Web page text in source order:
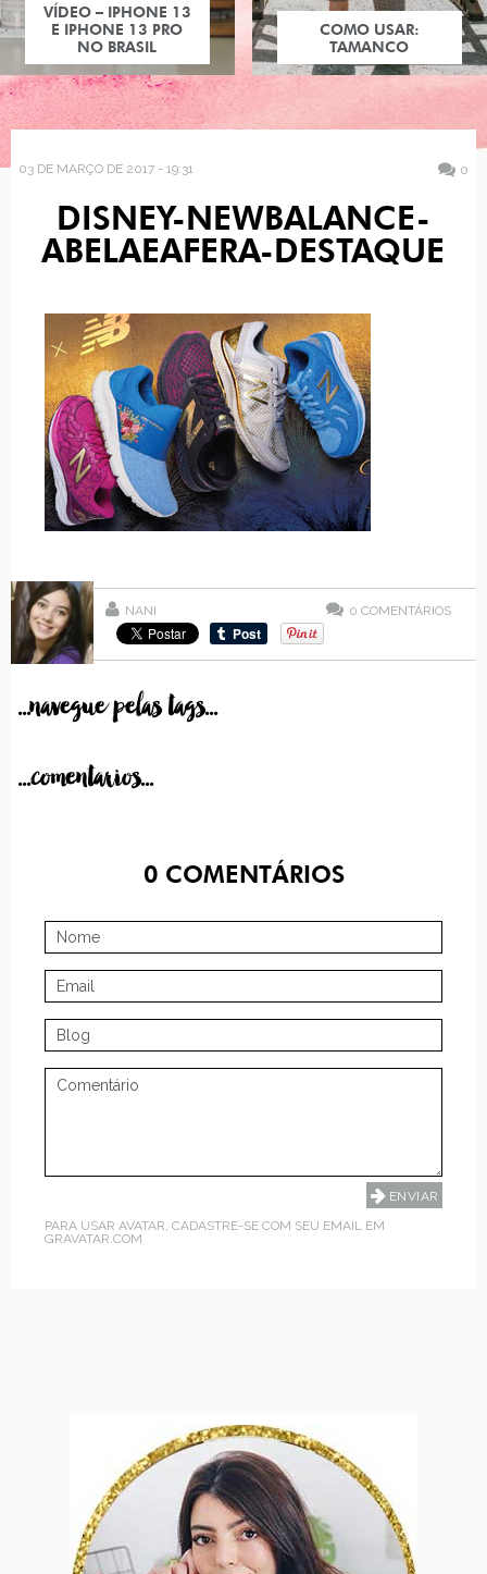
VÍDEO – IPHONE 13
E IPHONE 13 PRO
NO BRASIL
COMO USAR:
TAMANCO
03 DE MARÇO DE 2017 - 19:31 0
DISNEY-NEWBALANCE-
ABELAEAFERA-DESTAQUE
NANI 0 COMENTÁRIOS
...navegue pelas tags...
...comentarios...
0COMENTÁRIOS
PARA USAR AVATAR, CADASTRE-SE COM SEU EMAIL EM
GRAVATAR.COM